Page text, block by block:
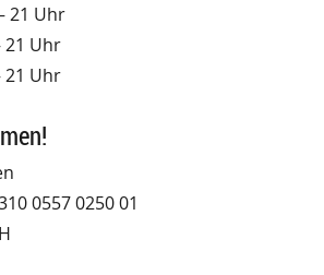
21 Uhr
21 Uhr
21 Uhr
0557 0250 01